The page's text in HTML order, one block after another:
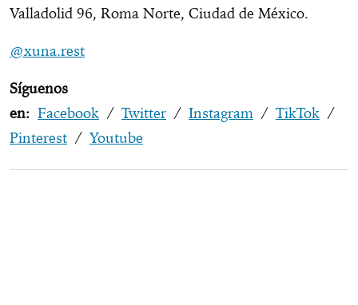
Valladolid 96, Roma Norte, Ciudad de México.
@xuna.rest
Síguenos
en: Facebook / Twitter / Instagram / TikTok /
Pinterest / Youtube